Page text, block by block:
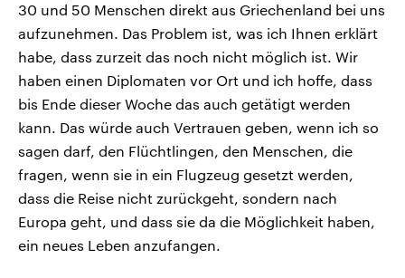
30 und 50 Menschen direkt aus Griechenland bei uns
aufzunehmen. Das Problem ist, was ich Ihnen erklärt
habe, dass zurzeit das noch nicht möglich ist. Wir
haben einen Diplomaten vor Ort und ich hoffe, dass
bis Ende dieser Woche das auch getätigt werden
kann. Das würde auch Vertrauen geben, wenn ich so
sagen darf, den Flüchtlingen, den Menschen, die
fragen, wenn sie in ein Flugzeug gesetzt werden,
dass die Reise nicht zurückgeht, sondern nach
Europa geht, und dass sie da die Möglichkeit haben,
ein neues Leben anzufangen.